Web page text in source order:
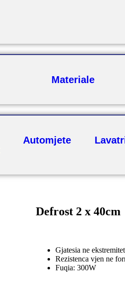
Materiale
Automjete
Defrost 2 x 40cm
Gjatesia ne
Rezistenca vjen ne
Fuqia: 300W